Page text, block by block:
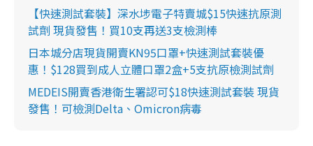
【快速測試套裝】深水埗電子特賣城$15快速抗原測
試劑 現貨發售！買10支再送3支檢測棒
日本城分店現貨開賣KN95口罩+快速測試套裝優
惠！$128買到成人立體口罩2盒+5支抗原檢測試劑
MEDEIS開賣香港衛生署認可$18快速測試套裝 現貨
發售！可檢測Delta、Omicron病毒